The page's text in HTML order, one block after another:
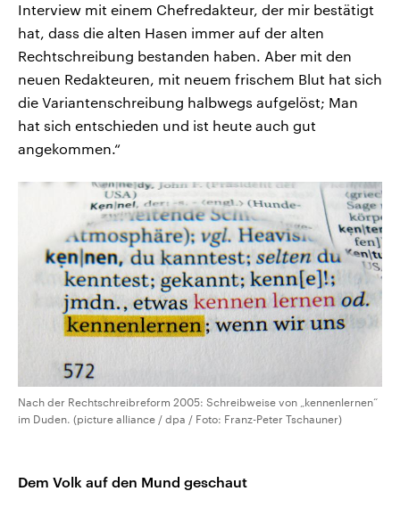
Interview mit einem Chefredakteur, der mir bestätigt
hat, dass die alten Hasen immer auf der alten
Rechtschreibung bestanden haben. Aber mit den
neuen Redakteuren, mit neuem frischem Blut hat sich
die Variantenschreibung halbwegs aufgelöst; Man
hat sich entschieden und ist heute auch gut
angekommen.“
Nach der Rechtschreibreform 2005: Schreibweise von „kennenlernen“
im Duden. (picture alliance / dpa / Foto: Franz-Peter Tschauner)
Dem Volk auf den Mund geschaut